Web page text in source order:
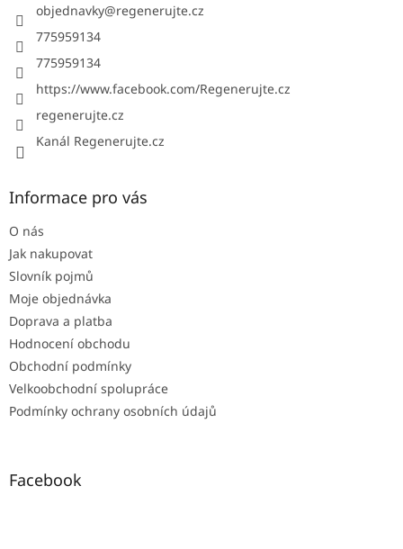
objednavky@regenerujte.cz
775959134
775959134
https://www.facebook.com/Regenerujte.cz
regenerujte.cz
Kanál Regenerujte.cz
Informace pro vás
O nás
Jak nakupovat
Slovník pojmů
Moje objednávka
Doprava a platba
Hodnocení obchodu
Obchodní podmínky
Velkoobchodní spolupráce
Podmínky ochrany osobních údajů
Facebook